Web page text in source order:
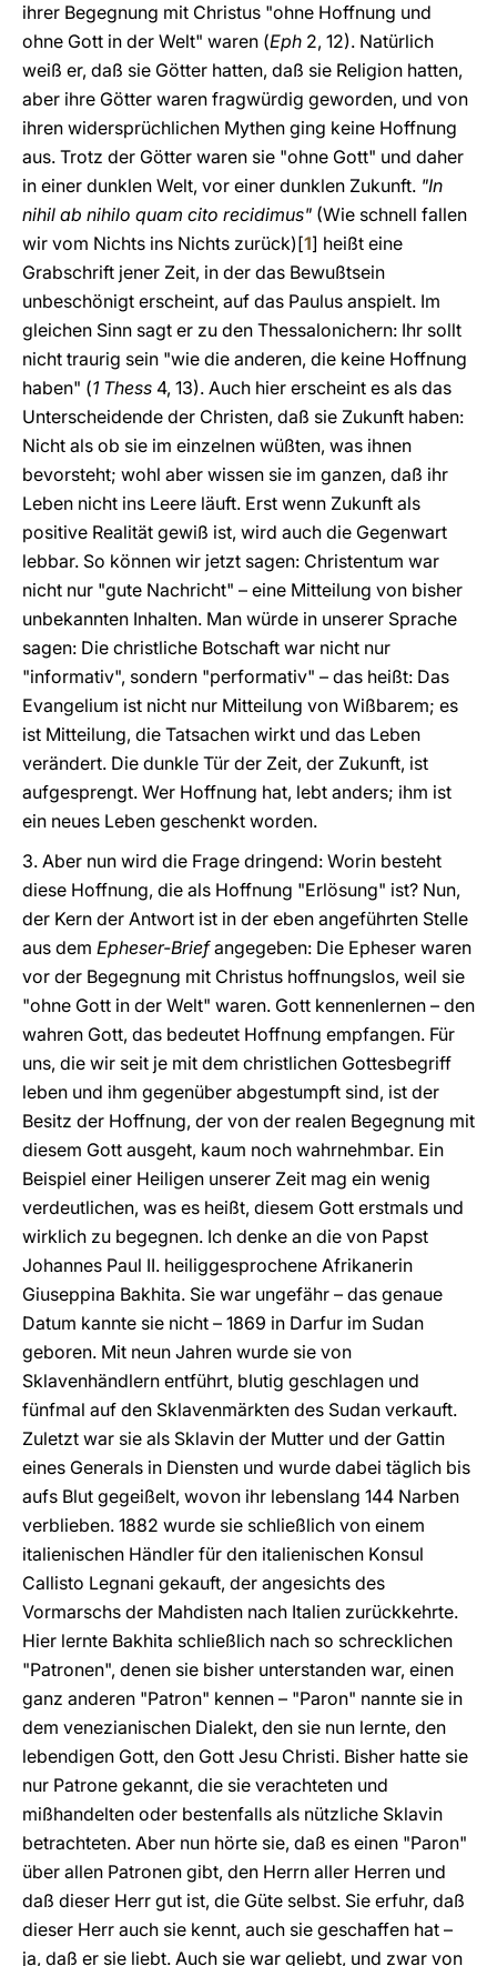
ihrer Begegnung mit Christus "ohne Hoffnung und
ohne Gott in der Welt" waren (Eph 2, 12). Natürlich
weiß er, daß sie Götter hatten, daß sie Religion hatten,
aber ihre Götter waren fragwürdig geworden, und von
ihren widersprüchlichen Mythen ging keine Hoffnung
aus. Trotz der Götter waren sie "ohne Gott" und daher
in einer dunklen Welt, vor einer dunklen Zukunft. "In
nihil ab nihilo quam cito recidimus" (Wie schnell fallen
wir vom Nichts ins Nichts zurück)[1] heißt eine
Grabschrift jener Zeit, in der das Bewußtsein
unbeschönigt erscheint, auf das Paulus anspielt. Im
gleichen Sinn sagt er zu den Thessalonichern: Ihr sollt
nicht traurig sein "wie die anderen, die keine Hoffnung
haben" (1 Thess 4, 13). Auch hier erscheint es als das
Unterscheidende der Christen, daß sie Zukunft haben:
Nicht als ob sie im einzelnen wüßten, was ihnen
bevorsteht; wohl aber wissen sie im ganzen, daß ihr
Leben nicht ins Leere läuft. Erst wenn Zukunft als
positive Realität gewiß ist, wird auch die Gegenwart
lebbar. So können wir jetzt sagen: Christentum war
nicht nur "gute Nachricht" – eine Mitteilung von bisher
unbekannten Inhalten. Man würde in unserer Sprache
sagen: Die christliche Botschaft war nicht nur
"informativ", sondern "performativ" – das heißt: Das
Evangelium ist nicht nur Mitteilung von Wißbarem; es
ist Mitteilung, die Tatsachen wirkt und das Leben
verändert. Die dunkle Tür der Zeit, der Zukunft, ist
aufgesprengt. Wer Hoffnung hat, lebt anders; ihm ist
ein neues Leben geschenkt worden.
3. Aber nun wird die Frage dringend: Worin besteht
diese Hoffnung, die als Hoffnung "Erlösung" ist? Nun,
der Kern der Antwort ist in der eben angeführten Stelle
aus dem Epheser-Briefangegeben: Die Epheser waren
vor der Begegnung mit Christus hoffnungslos, weil sie
"ohne Gott in der Welt" waren. Gott kennenlernen – den
wahren Gott, das bedeutet Hoffnung empfangen. Für
uns, die wir seit je mit dem christlichen Gottesbegriff
leben und ihm gegenüber abgestumpft sind, ist der
Besitz der Hoffnung, der von der realen Begegnung mit
diesem Gott ausgeht, kaum noch wahrnehmbar. Ein
Beispiel einer Heiligen unserer Zeit mag ein wenig
verdeutlichen, was es heißt, diesem Gott erstmals und
wirklich zu begegnen. Ich denke an die von Papst
Johannes Paul II. heiliggesprochene Afrikanerin
Giuseppina Bakhita. Sie war ungefähr – das genaue
Datum kannte sie nicht – 1869 in Darfur im Sudan
geboren. Mit neun Jahren wurde sie von
Sklavenhändlern entführt, blutig geschlagen und
fünfmal auf den Sklavenmärkten des Sudan verkauft.
Zuletzt war sie als Sklavin der Mutter und der Gattin
eines Generals in Diensten und wurde dabei täglich bis
aufs Blut gegeißelt, wovon ihr lebenslang 144 Narben
verblieben. 1882 wurde sie schließlich von einem
italienischen Händler für den italienischen Konsul
Callisto Legnani gekauft, der angesichts des
Vormarschs der Mahdisten nach Italien zurückkehrte.
Hier lernte Bakhita schließlich nach so schrecklichen
"Patronen", denen sie bisher unterstanden war, einen
ganz anderen "Patron" kennen – "Paron" nannte sie in
dem venezianischen Dialekt, den sie nun lernte, den
lebendigen Gott, den Gott Jesu Christi. Bisher hatte sie
nur Patrone gekannt, die sie verachteten und
mißhandelten oder bestenfalls als nützliche Sklavin
betrachteten. Aber nun hörte sie, daß es einen "Paron"
über allen Patronen gibt, den Herrn aller Herren und
daß dieser Herr gut ist, die Güte selbst. Sie erfuhr, daß
dieser Herr auch sie kennt, auch sie geschaffen hat –
ja, daß er sie liebt. Auch sie war geliebt, und zwar von